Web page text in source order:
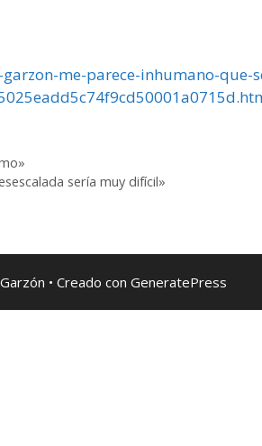
me-parece-inhumano-que-
sería muy difícil»
• Creado con GeneratePress